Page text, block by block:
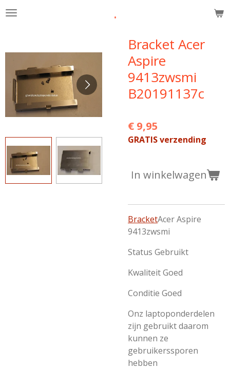
Ga
.
Bracket Acer
Aspire
9413zwsmi
B20191137c
€ 9,95
GRATIS verzending
In winkelwagen
BracketAcer Aspire
9413zwsmi
Status Gebruikt
Kwaliteit Goed
Conditie Goed
Onz laptoponderdelen
zijn gebruikt daarom
kunnen ze
gebruikerssporen
hebben